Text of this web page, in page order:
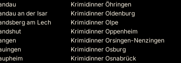
an der Isar
am Lech
Krimidinner Öhringen
Krimidinner Oldenburg
Krimidinner Olpe
Krimidinner Oppenheim
Krimidinner Orsingen-Nenzingen
Krimidinner Osburg
Krimidinner Osnabrück